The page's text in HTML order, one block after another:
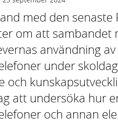
med den
om att sambandet
användning
under
och
att undersöka hur
och annan